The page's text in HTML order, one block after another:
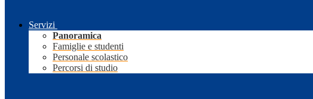
Servizi
Panoramica
Famiglie e studenti
Personale scolastico
Percorsi di studio